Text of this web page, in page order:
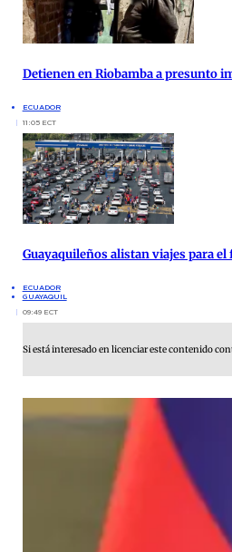
Detienen en Riobamba a presunto
ECUADOR
11:05 ECT
Guayaquileños alistan viajes para
ECUADOR
GUAYAQUIL
09:49 ECT
Si está interesado en licenciar este contenido